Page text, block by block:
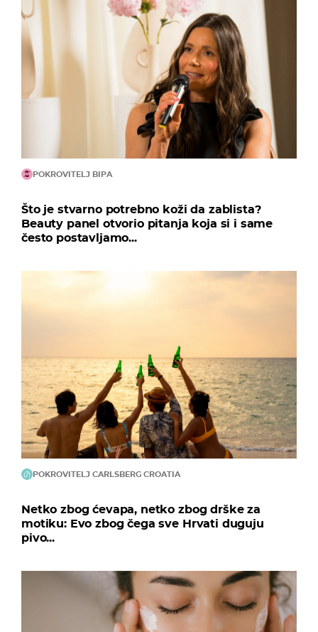
POKROVITELJ BIPA
Što je stvarno potrebno koži da zablista?
Beauty panel otvorio pitanja koja si i same
često postavljamo...
POKROVITELJ CARLSBERG CROATIA
Netko zbog ćevapa, netko zbog drške za
motiku: Evo zbog čega sve Hrvati duguju
pivo...